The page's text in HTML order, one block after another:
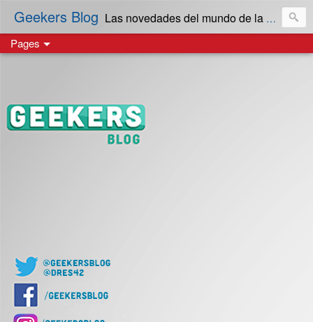
Geekers Blog Las novedades del mundo de la Tecnología y cultura Geek! en Español | Creado en El Salvador
Pages